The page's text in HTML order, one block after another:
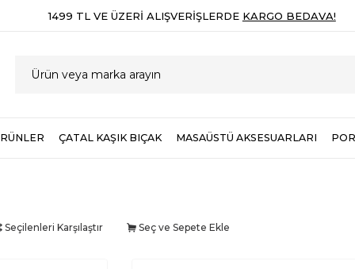
1499 TL VE ÜZERI ALIŞVERIŞLERDE KARGO BEDAVA!
ÇATAL KAŞIK BIÇAK MASAÜSTÜ AKSESUARLARI
Seçilenleri Karşılaştır Seç ve Sepete Ekle